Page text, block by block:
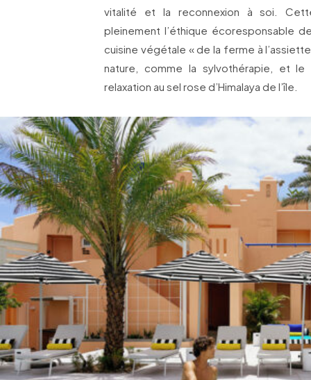
vitalité et la reconnexion à soi.
pleinement l’éthique écoresponsable
cuisine végétale « de la ferme à
nature, comme la sylvothérapie, et
relaxation au sel rose d’Himalaya de l’île.